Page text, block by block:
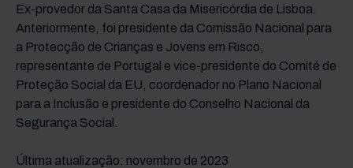
Ex-provedor da Santa Casa da Misericórdia de Lisboa.
Anteriormente, foi presidente da Comissão Nacional para
a Protecção de Crianças e Jovens em Risco,
representante de Portugal e vice-presidente do Comité de
Proteção Social da EU, coordenador no Plano Nacional
para a Inclusão e presidente do Conselho Nacional da
Segurança Social.
Última atualização: novembro de 2023